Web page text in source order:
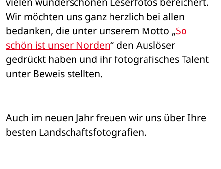
Wir möchten uns ganz herzlich bei allen
bedanken, die unter unserem Motto „So
schön ist unser Norden“ den Auslöser
gedrückt haben und ihr fotografisches Talent
unter Beweis stellten.
Auch im neuen Jahr freuen wir uns über Ihre
besten Landschaftsfotografien.